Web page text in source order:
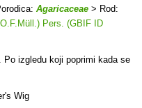
Agaricaceae > Rod:
Pers. (GBIF ID
Po izgledu koji poprimi kada se
Wig